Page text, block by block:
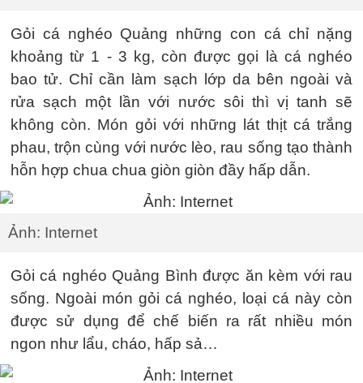
Gỏi cá nghéo Quảng những con cá chỉ nặng
khoảng từ 1 - 3 kg, còn được gọi là cá nghéo
bao tử. Chỉ cần làm sạch lớp da bên ngoài và
rửa sạch một lần với nước sôi thì vị tanh sẽ
không còn. Món gỏi với những lát thịt cá trắng
phau, trộn cùng với nước lèo, rau sống tạo thành
hỗn hợp chua chua giòn giòn đầy hấp dẫn.
Ảnh: Internet
Gỏi cá nghéo Quảng Bình được ăn kèm với rau
sống. Ngoài món gỏi cá nghéo, loại cá này còn
được sử dụng để chế biến ra rất nhiều món
ngon như lẩu, cháo, hấp sả…